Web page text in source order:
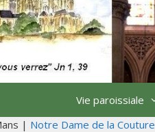
Vie paroissiale
| Notre Dame de la Couture